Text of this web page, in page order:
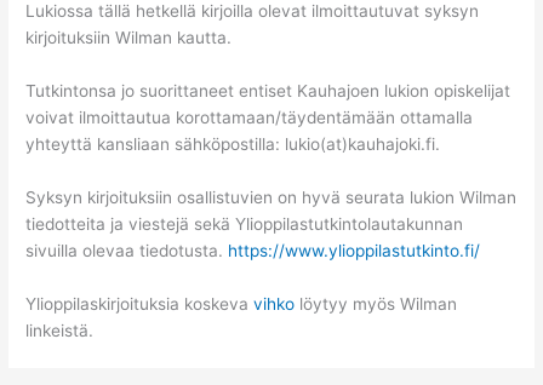
Lukiossa tällä hetkellä kirjoilla olevat ilmoittautuvat syksyn
kirjoituksiin Wilman kautta.
Tutkintonsa jo suorittaneet entiset Kauhajoen lukion opiskelijat
voivat ilmoittautua korottamaan/täydentämään ottamalla
yhteyttä kansliaan sähköpostilla: lukio(at)kauhajoki.fi.
Syksyn kirjoituksiin osallistuvien on hyvä seurata lukion Wilman
tiedotteita ja viestejä sekä Ylioppilastutkintolautakunnan
sivuilla olevaa tiedotusta. https://www.ylioppilastutkinto.fi/
Ylioppilaskirjoituksia koskevavihko löytyy myös Wilman
linkeistä.